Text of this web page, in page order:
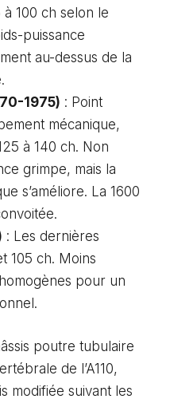
100 ch selon le
puissance
au-dessus de la
1975) : Point
mécanique,
à 140 ch. Non
grimpe, mais la
s’améliore. La 1600
: Les dernières
105 ch. Moins
pour un
poutre tubulaire
de l’A110,
modifiée suivant les